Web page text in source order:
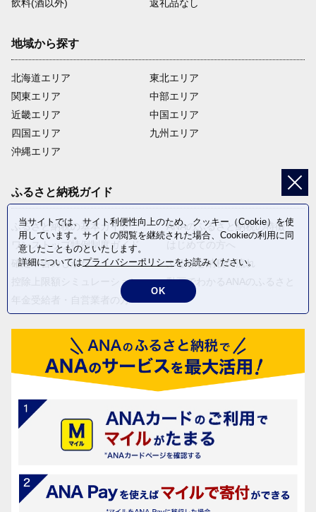
飲料(酒以外)
返礼品なし
地域から探す
北海道エリア
関東エリア
近畿エリア
四国エリア
沖縄エリア
東北エリア
中部エリア
中国エリア
九州エリア
ふるさと納税ガイド
ふるさと納税の基本ガイド
ワンストップ特例制度ガイド
確定申告のしかた
控除上限額シミュレーション
年金受給者・自営業者の方へ
ANAのふるさと納税の特徴
ふるさと納税の流れ
動画でわかるANAのふるさと
当サイトでは、サイト利便性向上のため、クッキー（Cookie）を使
用しています。サイトの閲覧を継続された場合、Cookieの利用に同
意したことものといたします。
詳細についてはプライバシーポリシーをお読みください。
OK